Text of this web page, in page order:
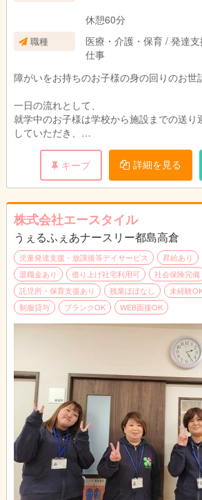
休憩60分
職種
医療・介護・保育 / 発達
仕事
障がいをお持ちのお子様の身の回りのお世
一日の流れとして、
就学中のお子様は学校から施設までの送り
していただき、
施設にいる間は、学校で出された宿題をま
の際、一緒に考える手助けなどをしてもら
個人・個人に合わせたスケジュールに沿っ
だきます。
帰りは、送迎スタッフに家まで送って頂き
フと送迎スタッフは別です）
障がいをお持ちのお子様は周りより少し、
です。
その苦手なことを一緒にできるまで手助け
す。
キープ 詳細を見る
株式会社エースタイル
うぇるふぇあナースリー都島高倉
児童発達支援・放課後等デイサービス 昇給あり
退職金あり
借り上げ社宅利用可 社会保険完備
託児所・保育支援あり
残業ほぼなし 未経験
制服貸与
ブランクOK WEB面接OK